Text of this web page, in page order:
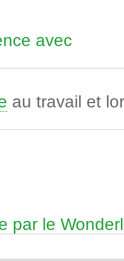
avec
au travail et
par le